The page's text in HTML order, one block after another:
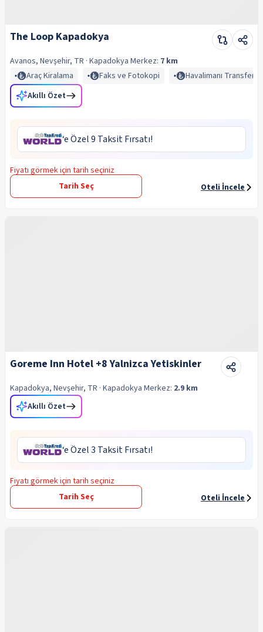
The Loop Kapadokya
Avanos, Nevşehir, TR · Kapadokya Merkez: 7 km
Araç Kiralama
Faks ve Fotokopi
Havalimanı Transferi
Akıllı Özet
‘e Özel 9 Taksit Fırsatı!
Fiyatı görmek için tarih seçiniz
Tarih Seç
Oteli İncele
Goreme Inn Hotel +8 Yalnizca Yetiskinler
Kapadokya, Nevşehir, TR · Kapadokya Merkez: 2.9 km
Akıllı Özet
‘e Özel 3 Taksit Fırsatı!
Fiyatı görmek için tarih seçiniz
Tarih Seç
Oteli İncele